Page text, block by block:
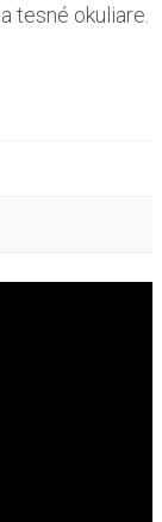
tesné okuliare.